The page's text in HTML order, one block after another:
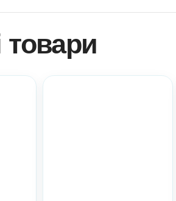
товари